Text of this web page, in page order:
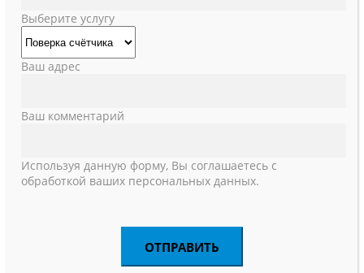
Выберите услугу
Ваш адрес
Ваш комментарий
Используя данную форму, Вы соглашаетесь с
обработкой ваших персональных данных.